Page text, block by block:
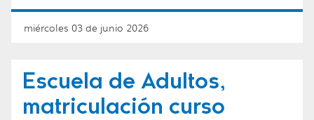
miércoles 03 de junio 2026
Escuela de Adultos,
matriculación curso